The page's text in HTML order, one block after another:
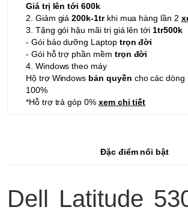
Giá trị lên tới 600k
2. Giảm giá200k-1trkhi mua hàng lần 2
3. Tặng gói hậu mãi trị giá lên tới 1tr500k
- Gói bảo dưỡng Laptop trọn đời
- Gói hỗ trợ phần mềm trọn đời
4. Windows theo máy
Hộ trợ Windows bản quyền cho các dòng
100%
*Hỗ trợ trả góp 0% xem chi tiết
Đặc điểm nổi bật
Dell Latitude